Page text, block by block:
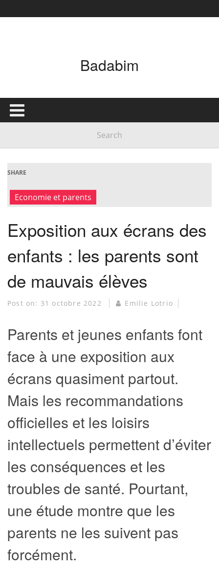
Badabim
SHARE
Economie et parents
Exposition aux écrans des
enfants : les parents sont
de mauvais élèves
Post on: 31 octobre 2022 Emilie Lotrio
Parents et jeunes enfants font
face à une exposition aux
écrans quasiment partout.
Mais les recommandations
officielles et les loisirs
intellectuels permettent d’éviter
les conséquences et les
troubles de santé. Pourtant,
une étude montre que les
parents ne les suivent pas
forcément.